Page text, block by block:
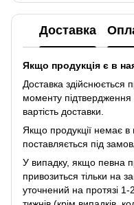
Доставка
Якщо продукція є в
Доставка здійснюється
моменту
вартість доставки.
Якщо продукції немає в
поставляється під
У випадку, якщо певна
привозиться тільки на
уточнений на протязі 1-